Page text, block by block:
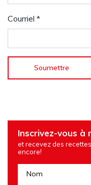
Courriel *
Inscrivez-vous
et recevez des
encore!